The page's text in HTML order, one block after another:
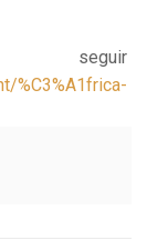
%C3%A1frica-